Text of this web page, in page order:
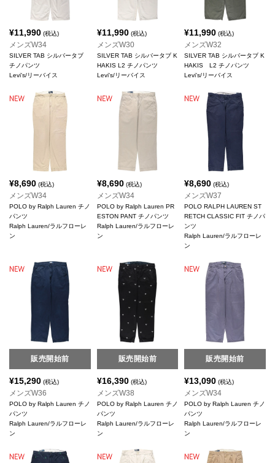
¥11,990 (税込)
メンズW34
SILVER TAB シルバータブ
チノパンツ
Levi's/リーバイス
¥11,990(税込)
メンズW30
SILVER TAB シルバータブ K
HAKIS L2 チノパンツ
Levi's/リーバイス
¥11,990 (税込)
メンズW32
SILVER TAB シルバータブ K
HAKIS L2 チノパンツ
Levi's/リーバイス
¥8,690 (税込)
メンズW34
POLO by Ralph Lauren チノ
パンツ
Ralph Lauren/ラルフローレ
ン
¥8,690(税込)
メンズW34
POLO by Ralph Lauren PR
ESTON PANT チノパンツ
Ralph Lauren/ラルフローレ
ン
¥8,690 (税込)
メンズW37
POLO RALPH LAUREN ST
RETCH CLASSIC FIT チノパ
ンツ
Ralph Lauren/ラルフローレ
ン
販売開始前
¥15,290 (税込)
メンズW36
POLO by Ralph Lauren チノ
パンツ
Ralph Lauren/ラルフローレ
ン
販売開始前
¥16,390(税込)
メンズW38
POLO by Ralph Lauren チノ
パンツ
Ralph Lauren/ラルフローレ
ン
販売開始前
¥13,090 (税込)
メンズW34
POLO by Ralph Lauren チノ
パンツ
Ralph Lauren/ラルフローレ
ン